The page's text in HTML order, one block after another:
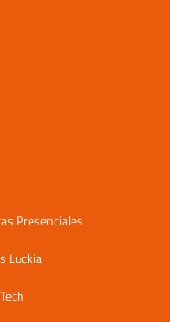
Presenciales
Luckia